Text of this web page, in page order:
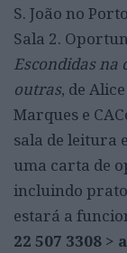
S. João no
Sala 2.
Escondidas na
outras, de
Marques e
sala de leitura
uma carta de
incluindo
estará a
22 507 3308 >